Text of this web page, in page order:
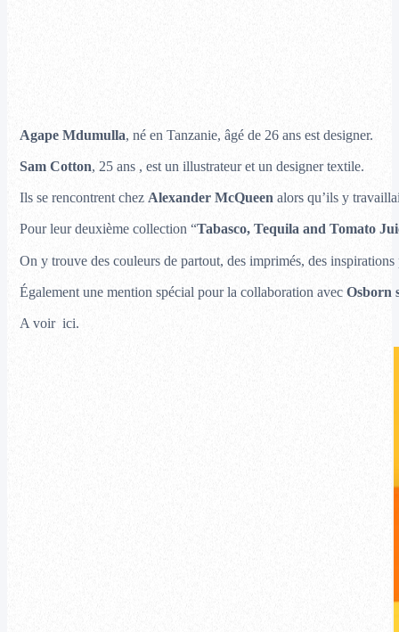
Agape Mdumulla, né en Tanzanie, âgé de 26 ans est designer.
Sam Cotton, 25 ans , est un illustrateur et un designer textile.
Ils se rencontrent chez Alexander McQueenalors qu’ils y
Pour leur deuxième collection “Tabasco, Tequila and Tomato
On y trouve des couleurs de partout, des imprimés, des
Également une mention spécial pour la collaboration avec Osborn
A voir ici.